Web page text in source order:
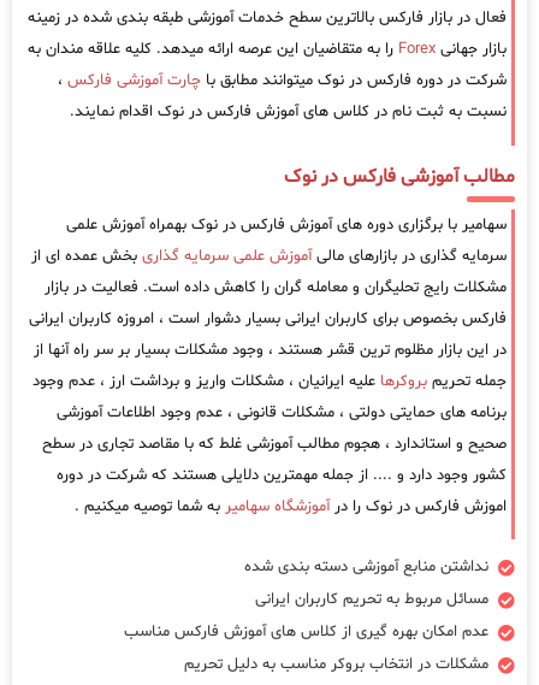
فعال در بازار فارکس بالاترین سطح خدمات آموزشی طبقه بندی شده در زمینه
بازار جهانی Forex را به متقاضیان این عرصه ارائه میدهد. کلیه علاقه مندان به
شرکت در دوره فارکس در نوک میتوانند مطابق با چارت آموزشی فارکس ،
نسبت به ثبت نام در کلاس های آموزش فارکس در نوک اقدام نمایند.
مطالب آموزشی فارکس در نوک
سهامیر با برگزاری دوره های آموزش فارکس در نوک بهمراه آموزش علمی
سرمایه گذاری در بازارهای مالیآموزش علمی سرمایه گذاری بخش عمده ای از
مشکلات رایج تحلیگران و معامله گران را کاهش داده است. فعالیت در بازار
فارکس بخصوص برای کاربران ایرانی بسیار دشوار است ، امروزه کاربران ایرانی
در این بازار مظلوم ترین قشر هستند ، وجود مشکلات بسیار بر سر راه آنها از
جمله تحریم بروکرها علیه ایرانیان ، مشکلات واریز و برداشت ارز ، عدم وجود
برنامه های حمایتی دولتی ، مشکلات قانونی ، عدم وجود اطلاعات آموزشی
صحیح و استاندارد ، هجوم مطالب آموزشی غلط که با مقاصد تجاری در سطح
کشور وجود دارد و .... از جمله مهمترین دلایلی هستند که شرکت در دوره
اموزش فارکس در نوک را درآموزشگاه سهامیر به شما توصیه میکنیم .
نداشتن منابع آموزشی دسته بندی شده
مسائل مربوط به تحریم کاربران ایرانی
عدم امکان بهره گیری از کلاس های آموزش فارکس مناسب
مشکلات در انتخاب بروکر مناسب به دلیل تحریم